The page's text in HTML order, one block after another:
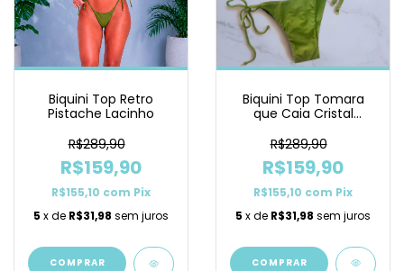
Biquini Top Retro
Pistache Lacinho
R$289,90
R$159,90
R$155,10 com Pix
5 x de R$31,98 sem juros
COMPRAR
Biquini Top Tomara
que Caia Cristal
R$289,90
R$159,90
R$155,10 com Pix
5 x de R$31,98 sem juros
COMPRAR